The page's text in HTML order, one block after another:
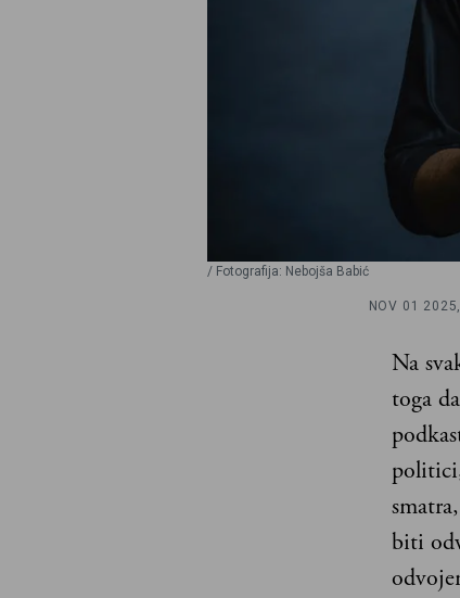
/ Fotografija: Nebojša Babić
NOV 01 2025,
Na
toga
biti